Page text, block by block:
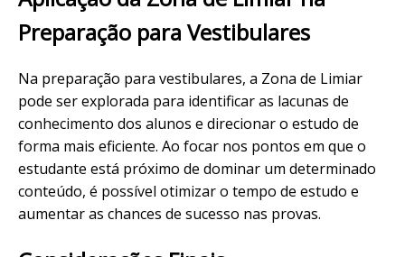
Preparação para Vestibulares
Na preparação para vestibulares, a Zona de Limiar
pode ser explorada para identificar as lacunas de
conhecimento dos alunos e direcionar o estudo de
forma mais eficiente. Ao focar nos pontos em que o
estudante está próximo de dominar um determinado
conteúdo, é possível otimizar o tempo de estudo e
aumentar as chances de sucesso nas provas.